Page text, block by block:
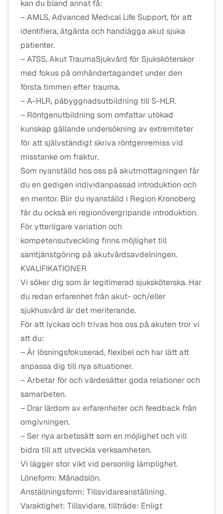
kan du bland annat få:
– AMLS, Advanced Medical Life Support, för att
identifiera, åtgärda och handlägga akut sjuka
patienter.
– ATSS, Akut TraumaSjukvård för Sjuksköterskor
med fokus på omhändertagandet under den
första timmen efter trauma.
– A-HLR, påbyggnadsutbildning till S-HLR.
– Röntgenutbildning som omfattar utökad
kunskap gällande undersökning av extremiteter
för att självständigt skriva röntgenremiss vid
misstanke om fraktur.
Som nyanställd hos oss på akutmottagningen får
du en gedigen individanpassad introduktion och
en mentor. Blir du nyanställd i Region Kronoberg
får du också en regionövergripande introduktion.
För ytterligare variation och
kompetensutveckling finns möjlighet till
samtjänstgöring på akutvårdsavdelningen.
KVALIFIKATIONER
Vi söker dig som är legitimerad sjuksköterska. Har
du redan erfarenhet från akut- och/eller
sjukhusvård är det meriterande.
För att lyckas och trivas hos oss på akuten tror vi
att du:
– Är lösningsfokuserad, flexibel och har lätt att
anpassa dig till nya situationer.
– Arbetar för och värdesätter goda relationer och
samarbeten.
– Drar lärdom av erfarenheter och feedback från
omgivningen.
– Ser nya arbetssätt som en möjlighet och vill
bidra till att utveckla verksamheten.
Vi lägger stor vikt vid personlig lämplighet.
Löneform: Månadslön.
Anställningsform: Tillsvidareanställning.
Varaktighet: Tillsvidare, tillträde: Enligt